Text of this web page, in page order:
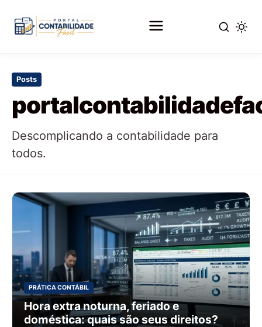
para
conteúdo
principal
Posts
Descomplicando a contabilidade para
todos.
PRÁTICA CONTÁBIL
Hora extra noturna, feriado e
doméstica: quais são seus direitos?